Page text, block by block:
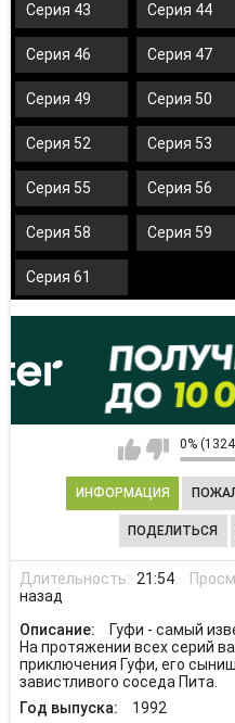
Серия 43 Серия 44
Серия 46 Серия 47
Серия 49 Серия 50
Серия 52 Серия 53
Серия 55 Серия 56
Серия 58 Серия 59
Серия 61
0%
ИНФОРМАЦИЯ
ПОДЕЛИТЬСЯ
Длительность: 21:54
назад
Описание:
Гуфи - самый
На протяжении всех серий
приключения Гуфи, его
завистливого соседа Пита.
Год выпуска:
1992